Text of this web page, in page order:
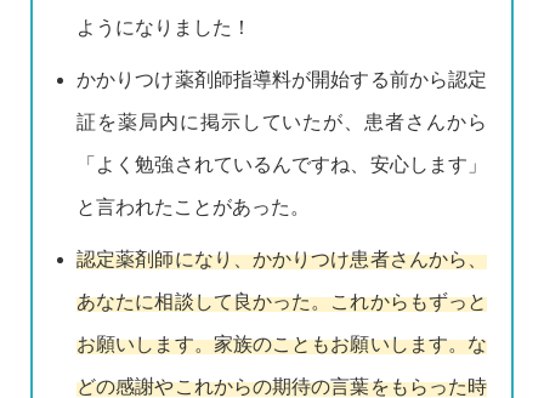
ようになりました！
かかりつけ薬剤師指導料が開始する前から認定
証を薬局内に掲示していたが、患者さんから
「よく勉強されているんですね、安心します」
と言われたことがあった。
認定薬剤師になり、かかりつけ患者さんから、
あなたに相談して良かった。これからもずっと
お願いします。家族のこともお願いします。な
どの感謝やこれからの期待の言葉をもらった時